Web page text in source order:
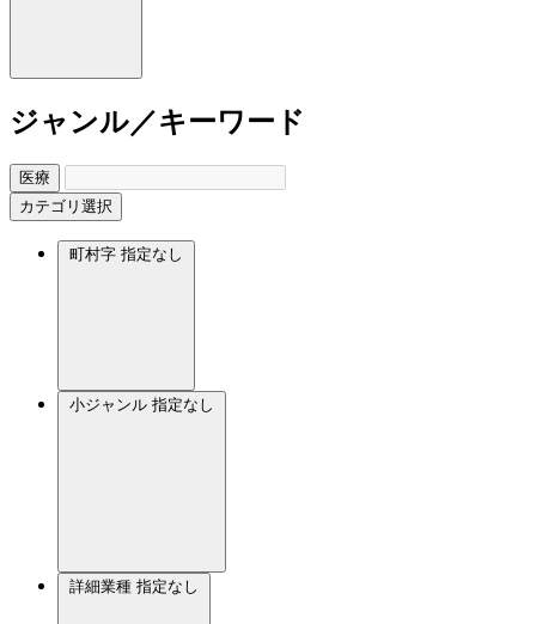
ジャンル／キーワード
医療
カテゴリ選択
町村字 指定なし
小ジャンル 指定なし
詳細業種 指定なし